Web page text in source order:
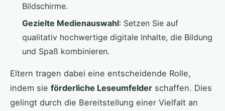
Bildschirme.
Gezielte Medienauswahl: Setzen Sie auf
qualitativ hochwertige digitale Inhalte, die Bildung
und Spaß kombinieren.
Eltern tragen dabei eine entscheidende Rolle,
indem sie förderliche Leseumfelder schaffen. Dies
gelingt durch die Bereitstellung einer Vielfalt an